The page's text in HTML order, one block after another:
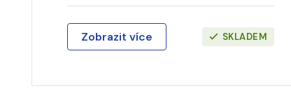
Zobrazit více SKLADEM